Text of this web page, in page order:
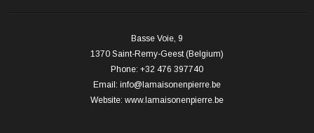
Basse Voie, 9
1370 Saint-Remy-Geest (Belgium)
Phone: +32 476 397740
Email: info@lamaisonenpierre.be
Website: www.lamaisonenpierre.be